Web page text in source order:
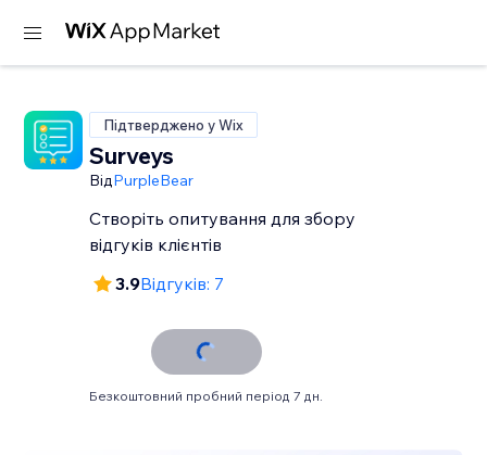
Підтверджено у Wix
Surveys
ВідPurpleBear
Створіть опитування для збору
відгуків клієнтів
3.9Відгуків: 7
Безкоштовний пробний період 7 дн.